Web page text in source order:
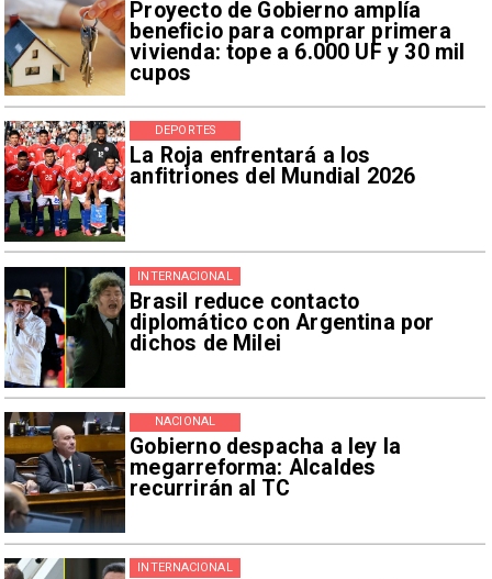
Proyecto de Gobierno amplía
beneficio para comprar primera
vivienda: tope a 6.000 UF y 30 mil
cupos
La Roja enfrentará a los
anfitriones del Mundial 2026
DEPORTES
Brasil reduce contacto
diplomático con Argentina por
dichos de Milei
INTERNACIONAL
Gobierno despacha a ley la
megarreforma: Alcaldes
recurrirán al TC
NACIONAL
INTERNACIONAL